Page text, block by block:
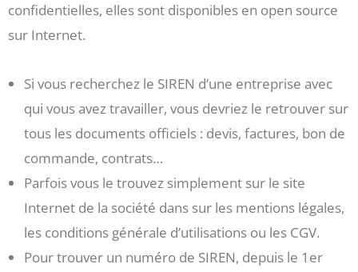
confidentielles, elles sont disponibles en open source
sur Internet.
Si vous recherchez le SIREN d’une entreprise avec
qui vous avez travailler, vous devriez le retrouver sur
tous les documents officiels : devis, factures, bon de
commande, contrats…
Parfois vous le trouvez simplement sur le site
Internet de la société dans sur les mentions légales,
les conditions générale d’utilisations ou les CGV.
Pour trouver un numéro de SIREN, depuis le 1er